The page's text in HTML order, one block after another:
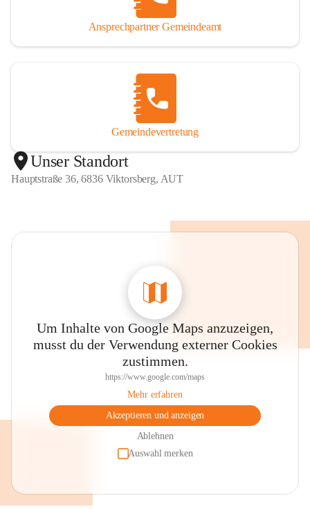
Ansprechpartner Gemeindeamt
Gemeindevertretung
Unser Standort
Hauptstraße 36, 6836 Viktorsberg, AUT
Um Inhalte von Google Maps anzuzeigen,
musst du der Verwendung externer Cookies
zustimmen.
https://www.google.com/maps
Mehr erfahren
Akzeptieren und anzeigen
Ablehnen
Auswahl merken